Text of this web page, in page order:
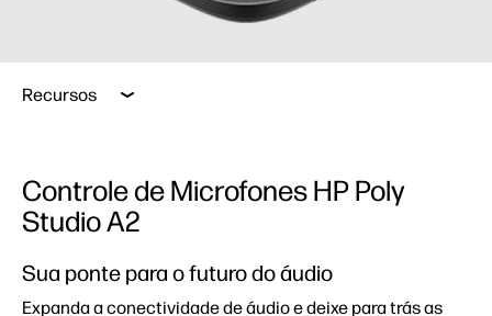
Controle de Microfones HP Poly Studio A2
Microfone
Recursos
Microfone de mesa HP Poly Studio A2
Compatibilidade
Controle de Microfones HP Poly
Studio A2
Sua ponte para o futuro do áudio
Expanda a conectividade de áudio e deixe para trás as